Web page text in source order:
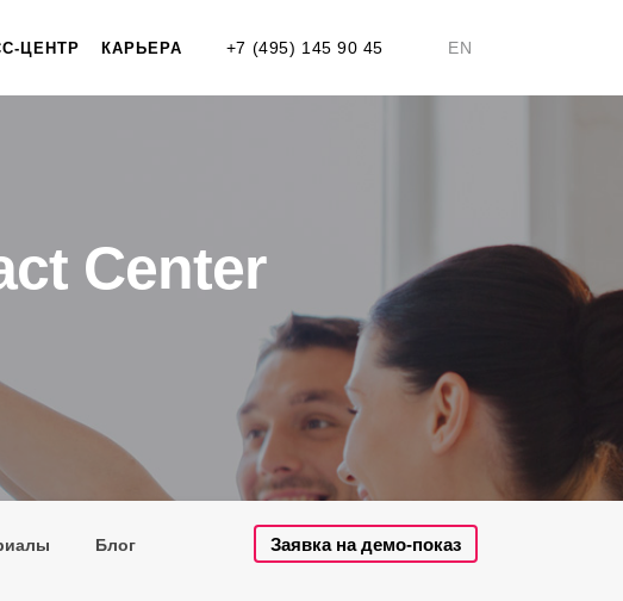
+7 (495) 145 90 45 EN
ЦЕНТР КАРЬЕРА
Center
Блог
Заявка на демо-показ